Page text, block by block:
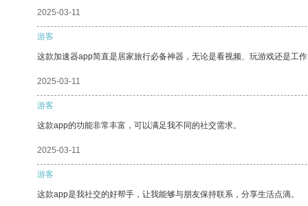
2025-03-11
游客
这款加速器app简直是居家旅行必备神器，无论是看视频、玩游戏还是工
2025-03-11
游客
这款app的功能非常丰富，可以满足我不同的社交需求。
2025-03-11
游客
这款app是我社交的好帮手，让我能够与朋友保持联系，分享生活点滴。